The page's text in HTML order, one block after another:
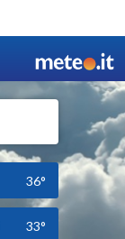
36°
33°